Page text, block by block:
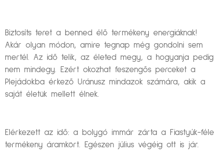
Biztosíts teret a benned élő termékeny energiáknak!
Akár olyan módon, amire tegnap még gondolni sem
mertél. Az idő telik, az életed megy, a hogyanja pedig
nem mindegy. Ezért okozhat feszengős perceket a
Plejádokba érkező Uránusz mindazok számára, akik a
saját életük mellett élnek.
Elérkezett az idő: a bolygó immár zárta a Fiastyúk-féle
termékeny áramkört. Egészen július végéig ott is jár.